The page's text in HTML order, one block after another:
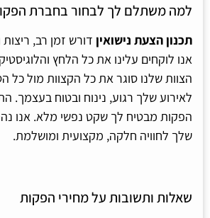
למה משתלם לך לבחור בחברת
תכנון הצעת נישואין דורש זמן רב, ריצות
אנו לוקחים עלינו את כל הלחץ
הצוות שלנו סוגר את כל הקצוות מול כל
לאירוע שלך רגוע, נינוח ובטוח בעצמך.
הפקות מבטיח לך שקט נפשי מלא. אנו
שלך לחוויה חלקה, מקצועית ומושלמת.
שאלות ותשובות על מחירי הפקות